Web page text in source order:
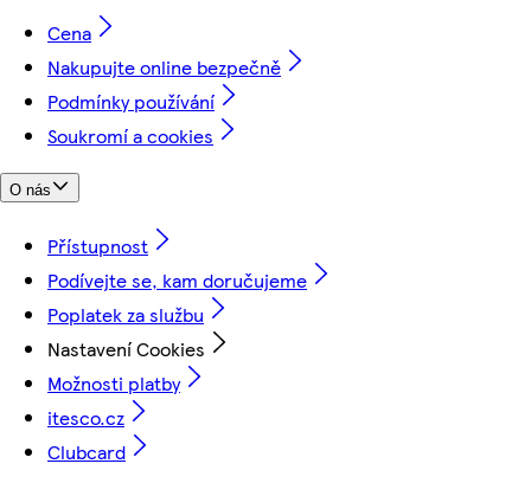
Cena
Nakupujte online bezpečně
Podmínky používání
Soukromí a cookies
O nás
Přístupnost
Podívejte se, kam doručujeme
Poplatek za službu
Nastavení Cookies
Možnosti platby
itesco.cz
Clubcard